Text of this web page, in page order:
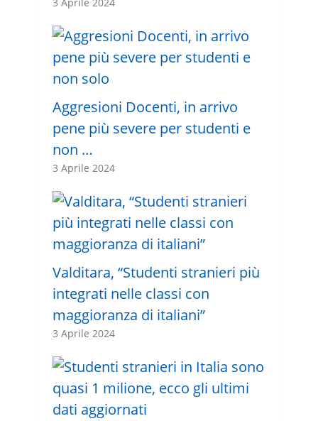
Aggresioni Docenti, in arrivo
pene più severe per studenti e
non …
3 Aprile 2024
Valditara, “Studenti stranieri più
integrati nelle classi con
maggioranza di italiani”
3 Aprile 2024